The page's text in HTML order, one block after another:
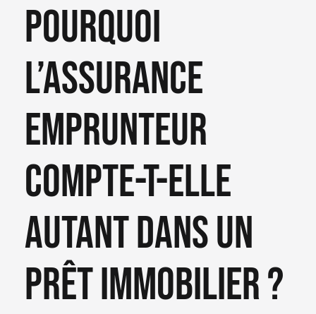
Pourquoi
l’assurance
emprunteur
compte-t-elle
autant dans un
prêt immobilier ?